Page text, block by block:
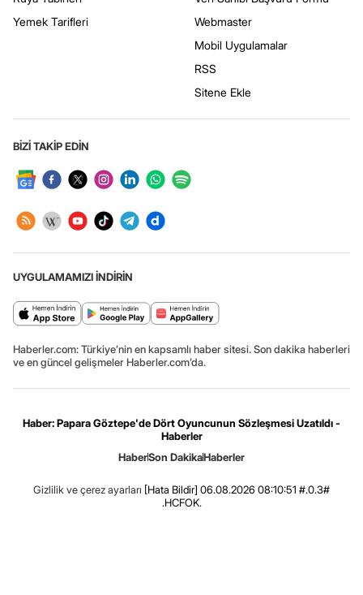
Yemek Tarifleri
Webmaster
Mobil Uygulamalar
RSS
Sitene Ekle
BİZİ TAKİP EDİN
UYGULAMAMIZI İNDİRİN
Haberler.com: Türkiye’nin en kapsamlı haber sitesi. Son dakika haberleri
ve en güncel gelişmeler Haberler.com’da.
Haber: Papara Göztepe'de Dört Oyuncunun Sözleşmesi Uzatıldı -
Haberler
HaberSon DakikaHaberler
Gizlilik ve çerez ayarları [Hata Bildir] 06.08.2026 08:10:51 #.0.3#
.HCFOK.